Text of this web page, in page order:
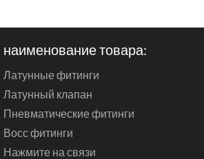
наименование товара:
Латунные фитинги
Латунный клапан
Пневматические фитинги
Восс фитинги
Нажмите на связи